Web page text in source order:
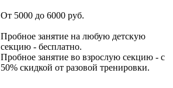
От 5000 до 6000 руб.
Пробное занятие на любую детскую
секцию - бесплатно.
Пробное занятие во взрослую секцию - с
50% скидкой от разовой тренировки.